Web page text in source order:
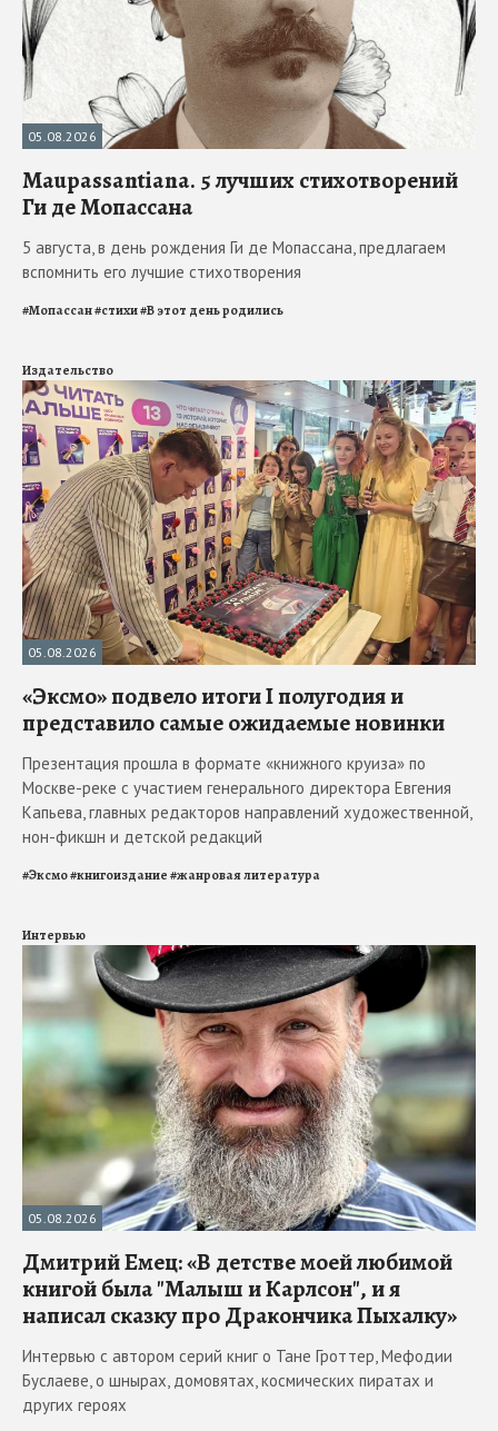
05.08.2026
Maupassantiana. 5 лучших стихотворений
Ги де Мопассана
5 августа, в день рождения Ги де Мопассана, предлагаем
вспомнить его лучшие стихотворения
#Мопассан#стихи#В этот день родились
Издательство
05.08.2026
«Эксмо» подвело итоги I полугодия и
представило самые ожидаемые новинки
Презентация прошла в формате «книжного круиза» по
Москве-реке с участием генерального директора Евгения
Капьева, главных редакторов направлений художественной,
нон-фикшн и детской редакций
#Эксмо#книгоиздание#жанровая литература
Интервью
05.08.2026
Дмитрий Емец: «В детстве моей любимой
книгой была "Малыш и Карлсон", и я
написал сказку про Дракончика Пыхалку»
Интервью с автором серий книг о Тане Гроттер, Мефодии
Буслаеве, о шнырах, домовятах, космических пиратах и
других героях